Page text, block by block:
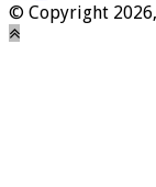
© Copyright 2026,